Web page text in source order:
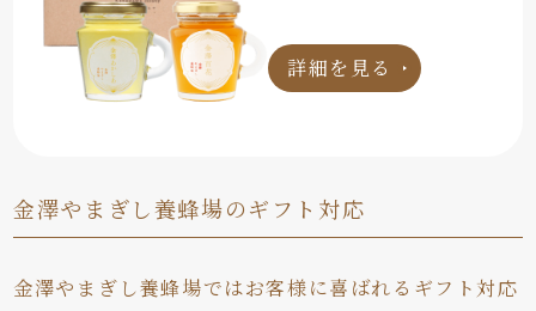
詳細を見る
金澤やまぎし養蜂場のギフト対応
金澤やまぎし養蜂場ではお客様に喜ばれるギフト対応